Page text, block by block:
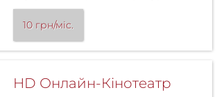
10 грн/міс.
HD Онлайн-Кінотеатр